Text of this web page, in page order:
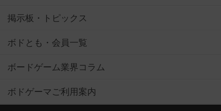
掲示板・トピックス
ボドとも・会員一覧
ボードゲーム業界コラム
ボドゲーマご利用案内